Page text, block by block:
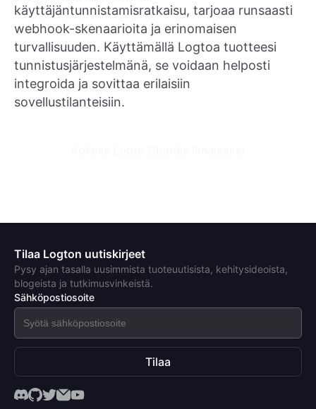
käyttäjäntunnistamisratkaisu, tarjoaa runsaasti
webhook-skenaarioita ja erinomaisen
turvallisuuden. Käyttämällä Logtoa tuotteesi
tunnistusjärjestelmänä, se voidaan helposti
integroida ja sovittaa erilaisiin
sovellustilanteisiin.
Tilaa Logton uutiskirjeet
Pysy ajan tasalla uusimmista tuoteuutisista, kehitysideoista,
blogeista ja tutkimusvinkeistä.
Sähköpostiosoite
Tilaa